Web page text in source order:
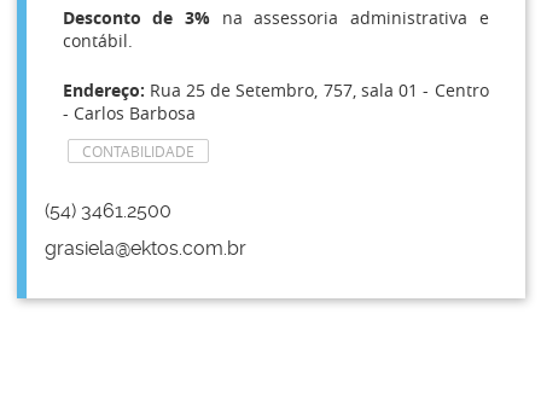
Desconto de 3%na assessoria administrativa e
contábil.
Endereço: Rua 25 de Setembro, 757, sala 01 - Centro
- Carlos Barbosa
CONTABILIDADE
(54) 3461.2500
grasiela@ektos.com.br